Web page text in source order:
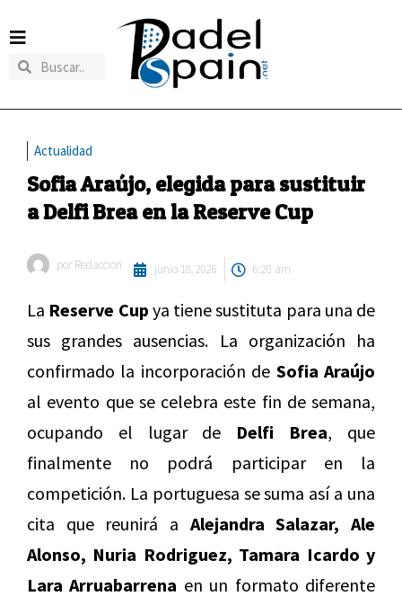
Actualidad
Sofia Araújo, elegida para sustituir
a Delfi Brea en la Reserve Cup
por Redaccion junio 18, 2026 6:20 am
La Reserve Cup ya tiene sustituta para una de
sus grandes ausencias. La organización ha
confirmado la incorporación de Sofia Araújo
al evento que se celebra este fin de semana,
ocupando el lugar de Delfi Brea, que
finalmente no podrá participar en la
competición. La portuguesa se suma así a una
cita que reunirá a Alejandra Salazar, Ale
Alonso, Nuria Rodriguez, Tamara Icardo y
Lara Arruabarrena en un formato diferente